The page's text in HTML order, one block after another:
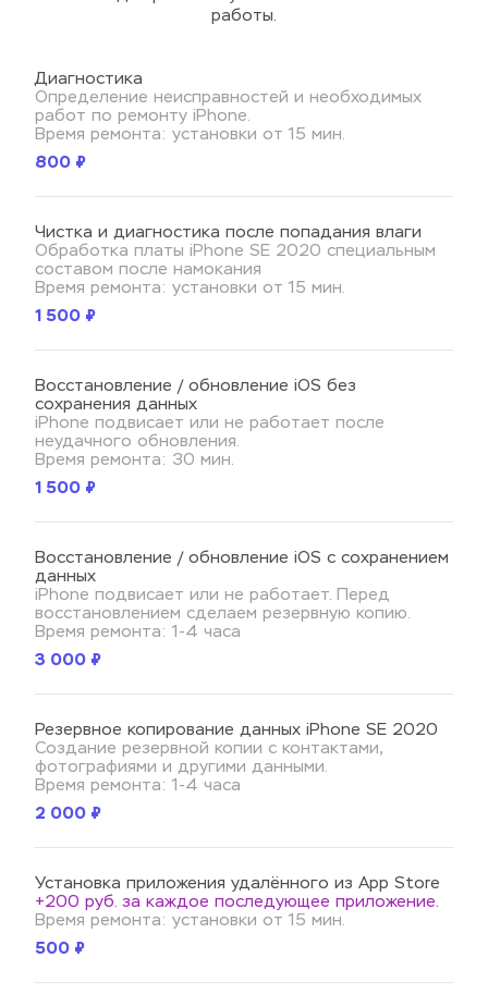
работы.
Диагностика
Определение неисправностей и необходимых
работ по ремонту iPhone.
Время ремонта: установки от 15 мин.
800 ₽
Чистка и диагностика после попадания влаги
Обработка платы iPhone SE 2020 специальным
составом после намокания
Время ремонта: установки от 15 мин.
1 500 ₽
Восстановление / обновление iOS без
сохранения данных
iPhone подвисает или не работает после
неудачного обновления.
Время ремонта: 30 мин.
1 500 ₽
Восстановление / обновление iOS с сохранением
данных
iPhone подвисает или не работает. Перед
восстановлением сделаем резервную копию.
Время ремонта: 1-4 часа
3 000 ₽
Резервное копирование данных iPhone SE 2020
Создание резервной копии с контактами,
фотографиями и другими данными.
Время ремонта: 1-4 часа
2 000 ₽
Установка приложения удалённого из App Store
+200 руб. за каждое последующее приложение.
Время ремонта: установки от 15 мин.
500 ₽